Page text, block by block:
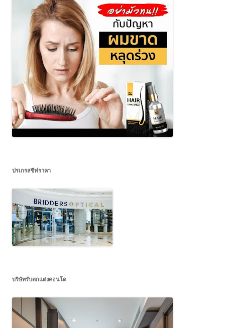
ปรเกรสซีฟราคา
บริษัทรับตกแต่งคอนโด